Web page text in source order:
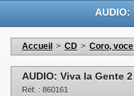
Accueil > CD > Coro, voce
AUDIO: Viva la Gente 2
Réf. : 860161